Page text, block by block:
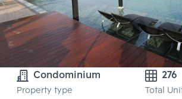
Condominium
Property type
276
Total